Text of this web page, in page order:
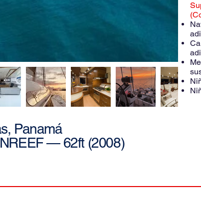
Panamá
— 62ft (2008)